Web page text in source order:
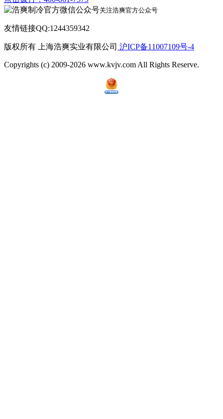
关注浩爽官方公众号
友情链接QQ:1244359342
版权所有 上海浩爽实业有限公司 沪ICP备11007109号-4
Copyrights (c) 2009-2026 www.kvjv.com All Rights Reserve.